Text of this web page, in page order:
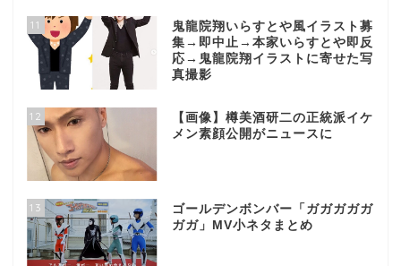
11
鬼龍院翔いらすとや風イラスト募
集→即中止→本家いらすとや即反
応→鬼龍院翔イラストに寄せた写
真撮影
12
【画像】樽美酒研二の正統派イケ
メン素顔公開がニュースに
13
ゴールデンボンバー「ガガガガガ
ガガ」MV小ネタまとめ